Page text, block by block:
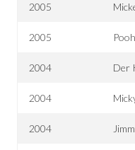
2005
2005
2004 Der
2004
2004